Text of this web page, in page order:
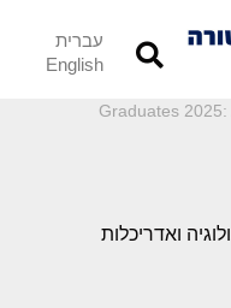
עברית
English
Graduates
ואדריכלות